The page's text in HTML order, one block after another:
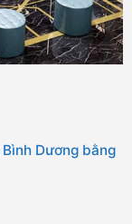
Dương bằng